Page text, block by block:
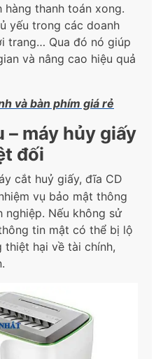
hàng thanh toán xong.
yếu trong các doanh
trang… Qua đó nó giúp
và nâng cao hiệu quả
và bàn phím giá rẻ
– máy hủy giấy
đối
cắt huỷ giấy, đĩa CD
vụ bảo mật thông
nghiệp. Nếu không sử
tin mật có thể bị lộ
thiệt hại về tài chính,